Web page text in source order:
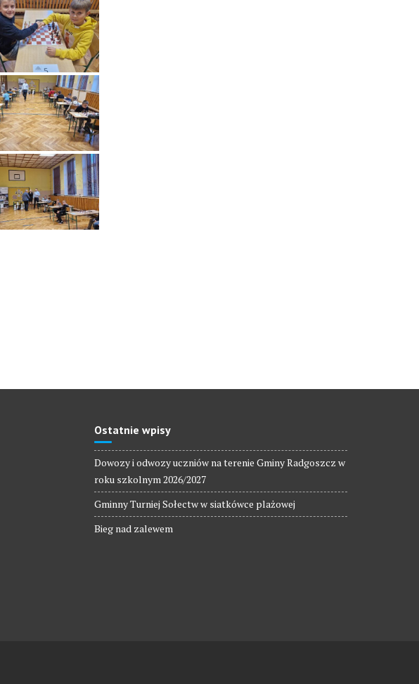
Ostatnie wpisy
Dowozy i odwozy uczniów na terenie Gminy Radgoszcz w
roku szkolnym 2026/2027
Gminny Turniej Sołectw w siatkówce plażowej
Bieg nad zalewem